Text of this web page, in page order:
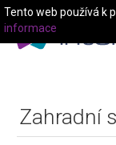
Zahradní
Tento web používá k
informace